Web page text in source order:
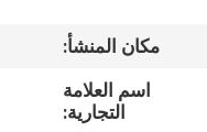
عرض
مكان المنشأ:
اسم العلامة
التجارية: